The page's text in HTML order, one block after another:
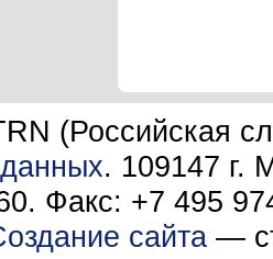
(Российская
. 109147 г.
Факс: +7 495
сайта —